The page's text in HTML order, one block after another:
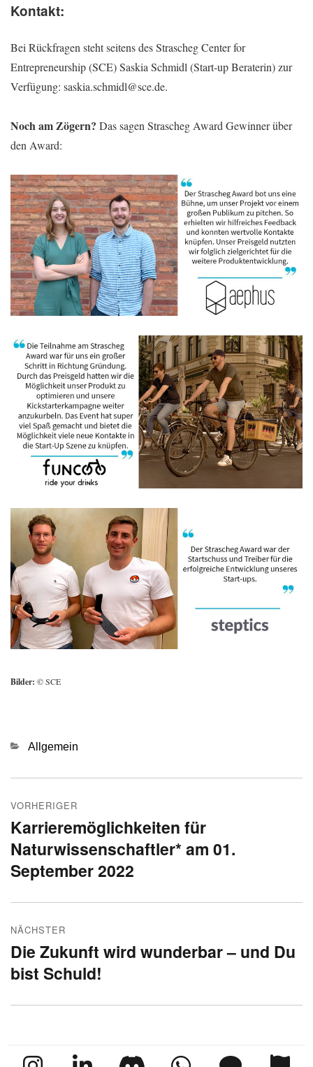
Kontakt:
Bei Rückfragen steht seitens des Strascheg Center for
Entrepreneurship (SCE) Saskia Schmidl (Start-up Beraterin) zur
Verfügung: saskia.schmidl@sce.de.
Noch am Zögern? Das sagen Strascheg Award Gewinner über
den Award:
Bilder: © SCE
Kategorien
Allgemein
VORHERIGER
Vorheriger
Beitrag:
Karrieremöglichkeiten für
Naturwissenschaftler* am 01.
September 2022
NÄCHSTER
Nächster
Beitrag:
Die Zukunft wird wunderbar – und Du
bist Schuld!